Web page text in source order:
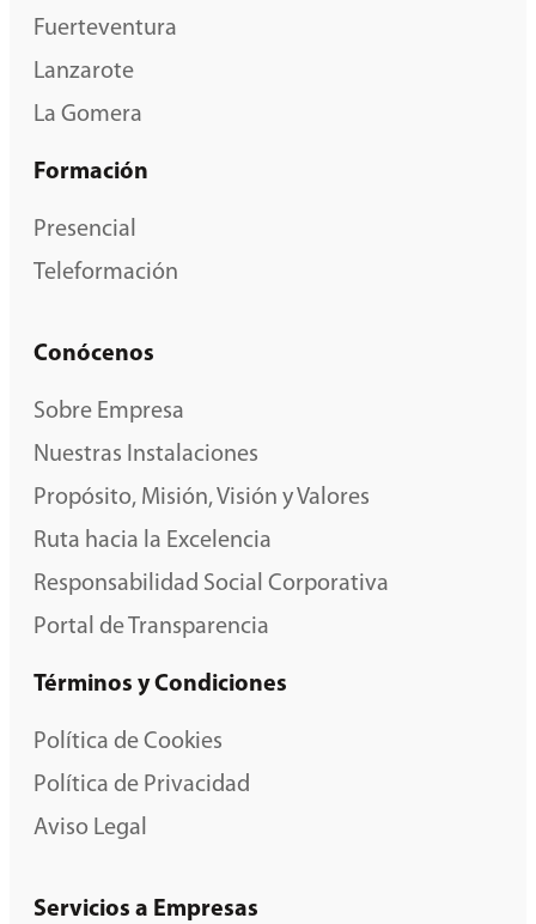
Fuerteventura
Lanzarote
La Gomera
Formación
Presencial
Teleformación
Conócenos
Sobre Empresa
Nuestras Instalaciones
Propósito, Misión, Visión y Valores
Ruta hacia la Excelencia
Responsabilidad Social Corporativa
Portal de Transparencia
Términos y Condiciones
Política de Cookies
Política de Privacidad
Aviso Legal
Servicios a Empresas